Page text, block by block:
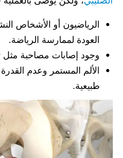
الرياضيون أو الأشخاص
العودة لممارسة الرياضة.
وجود إصابات مصاحبة
الألم المستمر وعدم
طبيعية.